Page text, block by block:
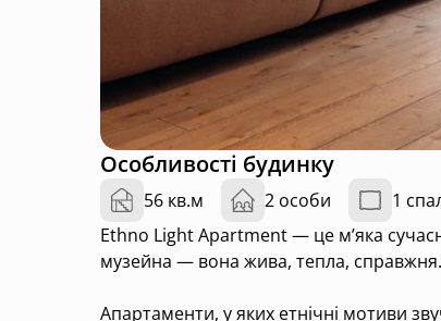
Особливості будинку
56 кв.м 2 особи 1
Ethno Light Apartment — це м’яка
музейна — вона жива, тепла, справжня.
Апартаменти, у яких етнічні мотиви